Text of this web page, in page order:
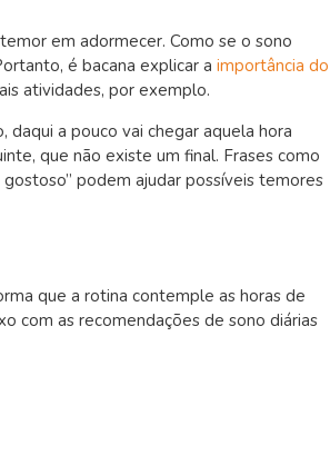
em adormecer. Como se o sono
é bacana explicar a importância do
atividades, por exemplo.
daqui a pouco vai chegar aquela hora
que não existe um final. Frases como
podem ajudar possíveis temores
que a rotina contemple as horas de
com as recomendações de sono diárias